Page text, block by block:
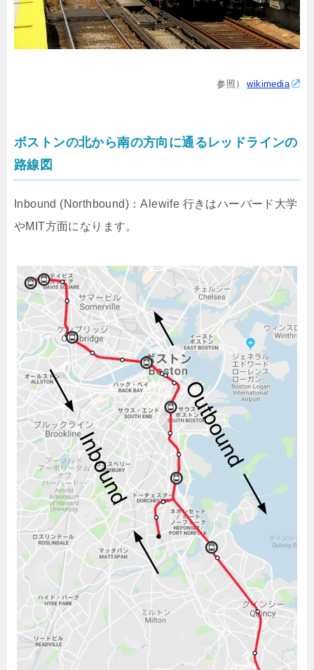
参照） wikimedia
ボストンの北から南の方向に通るレッドラインの
路線図
Inbound (Northbound)：Alewife 行きはハーバード大学
やMIT方面になります。